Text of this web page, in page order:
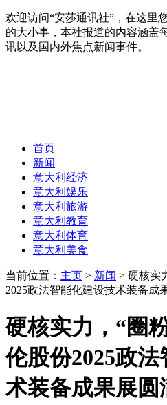
欢迎访问“安莎通讯社”，在这里
的大小事，本社报道的内容涵盖
讯以及国内外焦点新闻事件。
首页
新闻
意大利经济
意大利娱乐
意大利旅游
意大利教育
意大利体育
意大利美食
当前位置： 主页 > 新闻 > 硬核实
2025政法智能化建设技术装备成
硬核实力，“圈
伦股份2025政
术装备成果展圆